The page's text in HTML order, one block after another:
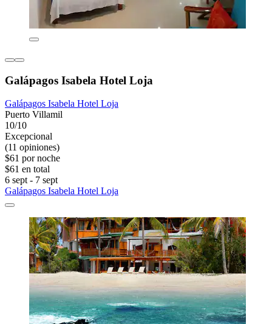
Galápagos Isabela Hotel Loja
Galápagos Isabela Hotel Loja
Puerto Villamil
10/10
Excepcional
(11 opiniones)
$61 por noche
$61 en total
6 sept - 7 sept
Galápagos Isabela Hotel Loja